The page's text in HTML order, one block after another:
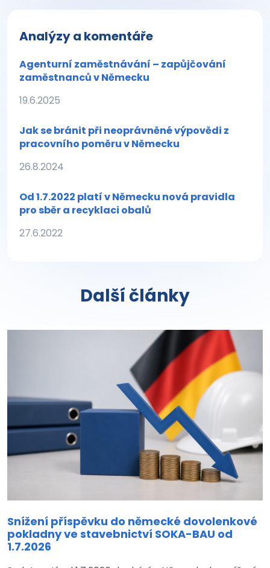
Analýzy a komentáře
Agenturní zaměstnávání – zapůjčování
zaměstnanců v Německu
19.6.2025
Jak se bránit při neoprávněné výpovědi z
pracovního poměru v Německu
26.8.2024
Od 1.7.2022 platí v Německu nová pravidla
pro sběr a recyklaci obalů
27.6.2022
Další články
Snížení příspěvku do německé dovolenkové
pokladny ve stavebnictví SOKA-BAU od
1.7.2026